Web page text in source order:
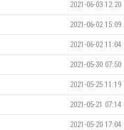
2021-06-03 12:20
2021-06-02 15:09
2021-06-02 11:04
2021-05-30 07:50
2021-05-25 11:19
2021-05-21 07:14
2021-05-20 17:04